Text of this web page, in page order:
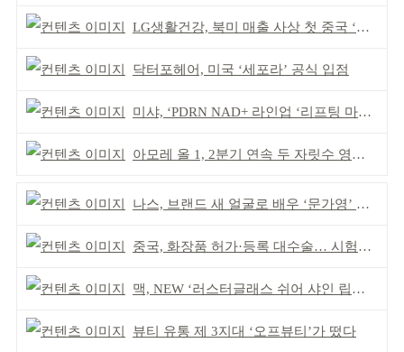
LG생활건강, 북미 매출 사상 첫 중국 ‘추월’
닥터포헤어, 미국 ‘세포라’ 공식 입점
미샤, ‘PDRN NAD+ 라인업 ‘리프팅 마스크’ 출시
아모레 올 1, 2분기 연속 두 자릿수 영업이익률 기록
나스, 브랜드 새 얼굴로 배우 ‘문가영’ 발탁
중국, 화장품 허가·등록 대수술… 시험자료 공용 허용
맥, NEW ‘러스터글래스 쉬어 샤인 립스틱’ 출시
뷰티 유통 제 3지대 ‘오프뷰티’가 떴다